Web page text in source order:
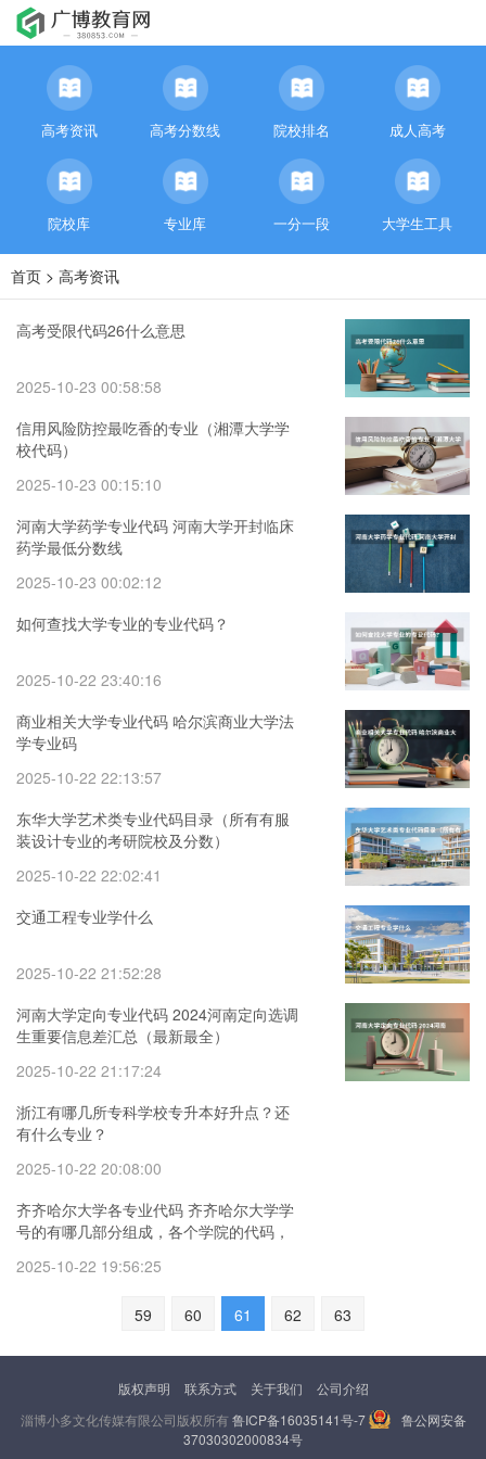
高考资讯 高考分数线 院校排名 成人高考
院校库 专业库 一分一段 大学生工具
首页 > 高考资讯
高考受限代码26什么意思
2025-10-23 00:58:58
信用风险防控最吃香的专业（湘潭大学学
校代码）
2025-10-23 00:15:10
河南大学药学专业代码 河南大学开封临床
药学最低分数线
2025-10-23 00:02:12
如何查找大学专业的专业代码？
2025-10-22 23:40:16
商业相关大学专业代码 哈尔滨商业大学法
学专业码
2025-10-22 22:13:57
东华大学艺术类专业代码目录（所有有服
装设计专业的考研院校及分数）
2025-10-22 22:02:41
交通工程专业学什么
2025-10-22 21:52:28
河南大学定向专业代码 2024河南定向选调
生重要信息差汇总（最新最全）
2025-10-22 21:17:24
浙江有哪几所专科学校专升本好升点？还
有什么专业？
2025-10-22 20:08:00
齐齐哈尔大学各专业代码 齐齐哈尔大学学
号的有哪几部分组成，各个学院的代码，
2025-10-22 19:56:25
59 60 61 62 63
版权声明 联系方式 关于我们
公司介绍
淄博小多文化传媒有限公司版权所有鲁ICP备16035141号-7
鲁公网安备
37030302000834号